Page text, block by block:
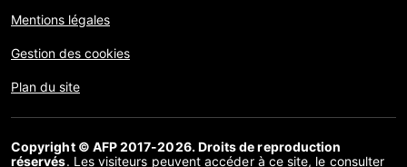
Mentions légales
Gestion des cookies
Plan du site
Copyright © AFP 2017-2026. Droits de reproduction
réservés. Les visiteurs peuvent accéder à ce site, le consulter